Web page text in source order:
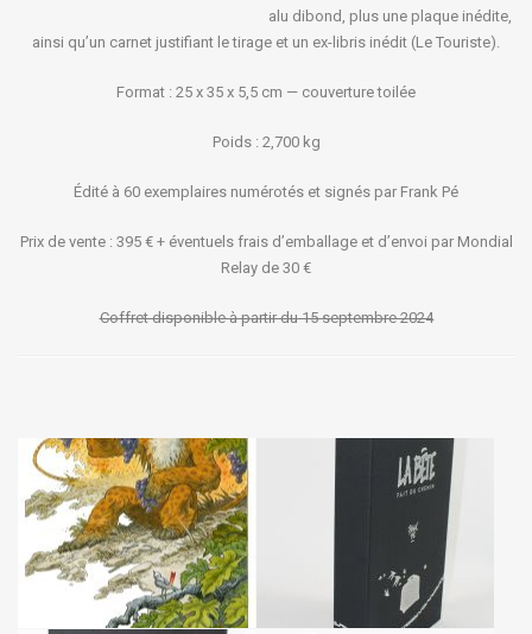
alu dibond, plus une plaque inédite,
ainsi qu’un carnet justifiant le tirage et un ex-libris inédit (Le Touriste).
Format : 25 x 35 x 5,5 cm — couverture toilée
Poids : 2,700 kg
Édité à 60 exemplaires numérotés et signés par Frank Pé
Prix de vente : 395 € + éventuels frais d’emballage et d’envoi par Mondial
Relay de 30 €
Coffret disponible à partir du 15 septembre 2024